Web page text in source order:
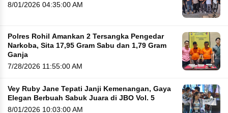
8/01/2026 04:35:00 AM
Polres Rohil Amankan 2 Tersangka Pengedar
Narkoba, Sita 17,95 Gram Sabu dan 1,79 Gram
Ganja
7/28/2026 11:55:00 AM
Vey Ruby Jane Tepati Janji Kemenangan, Gaya
Elegan Berbuah Sabuk Juara di JBO Vol. 5
8/01/2026 10:03:00 AM